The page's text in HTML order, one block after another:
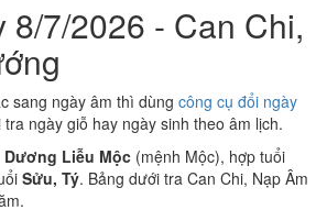
8/7/2026 - Can Chi,
sang ngày âm thì dùng công cụ đổi ngày
ngày giỗ hay ngày sinh theo âm lịch.
Dương Liễu Mộc (mệnh Mộc), hợp tuổi
Sửu, Tý. Bảng dưới tra Can Chi, Nạp Âm